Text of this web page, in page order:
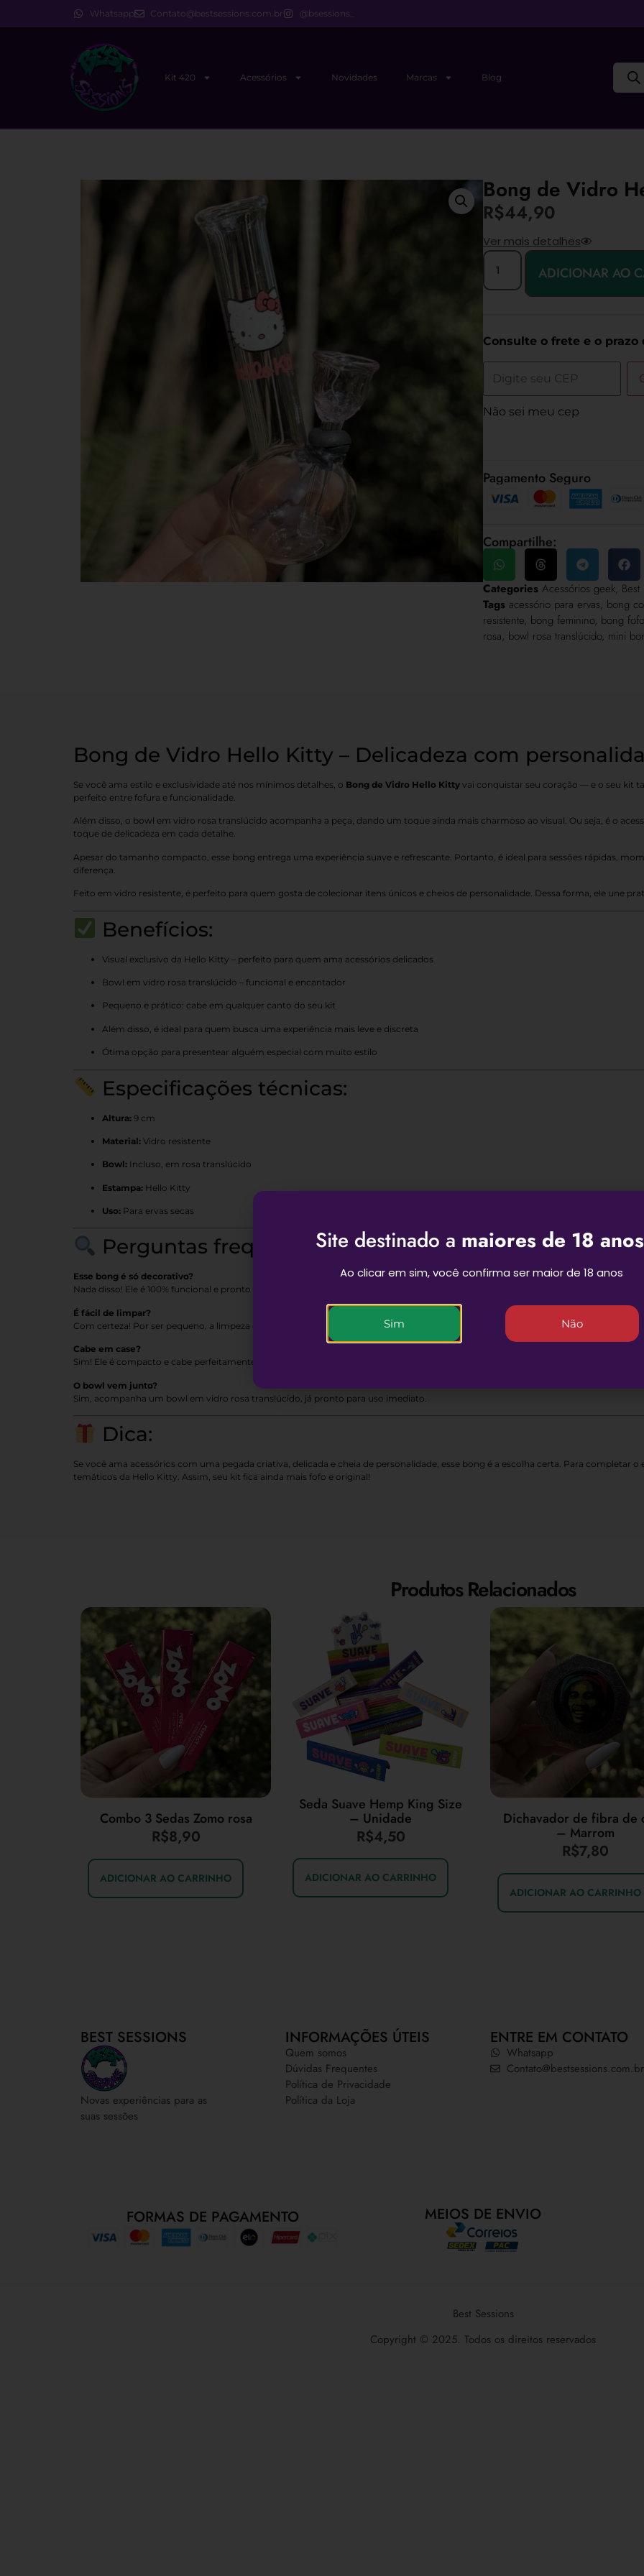
Whatsapp Contato@bestsessions.com.br @bsessions_
Kit 420 Acessórios Novidades Marcas Blog
Bong de Vidro
R$44,90
Pagamento Seguro
Compartilhe:
Categories Acessórios geek, Best
Tags acessório para ervas, bong
resistente, bong feminino, bong fofo
rosa, bowl rosa translúcido, mini
Ver mais detalhes
ADICIONAR AO
Consulte o frete e o prazo
Não sei meu cep
Bong de Vidro Hello Kitty – Delicadeza com
Se você ama estilo e exclusividade até nos mínimos detalhes, o Bong de Vidro Hello Kitty vai conquistar seu coração — e o seu kit
perfeito entre fofura e funcionalidade.
Além disso, o bowl em vidro rosa translúcido acompanha a peça, dando um toque ainda mais charmoso ao visual. Ou seja, é o
toque de delicadeza em cada detalhe.
Apesar do tamanho compacto, esse bong entrega uma experiência suave e refrescante. Portanto, é ideal para sessões rápidas,
diferença.
Feito em vidro resistente, é perfeito para quem gosta de colecionar itens únicos e cheios de personalidade. Dessa forma, ele une
Benefícios:
Visual exclusivo da Hello Kitty – perfeito para quem ama acessórios delicados
Bowl em vidro rosa translúcido – funcional e encantador
Pequeno e prático: cabe em qualquer canto do seu kit
Além disso, é ideal para quem busca uma experiência mais leve e discreta
Ótima opção para presentear alguém especial com muito estilo
Especificações técnicas:
Altura: 9 cm
Material: Vidro resistente
Bowl: Incluso, em rosa translúcido
Estampa: Hello Kitty
Uso: Para ervas secas
Perguntas frequentes:
Esse bong é só decorativo?
Nada disso! Ele é 100% funcional e pronto para uso. Inclusive, proporciona uma session surpreendentemente suave.
É fácil de limpar?
Com certeza! Por ser pequeno, a limpeza é prática e rápida: basta usar água morna com detergente neutro. Dessa forma, você
Cabe em case?
Sim! Ele é compacto e cabe perfeitamente em cases médias ou grandes. Ou seja, dá para transportar com facilidade.
O bowl vem junto?
Sim, acompanha um bowl em vidro rosa translúcido, já pronto para uso imediato.
Dica:
Se você ama acessórios com uma pegada criativa, delicada e cheia de personalidade, esse bong é a escolha certa. Para completar
temáticos da Hello Kitty. Assim, seu kit fica ainda mais fofo e original!
Produtos Relacionados
Combo 3 Sedas Zomo rosa
R$8,90
ADICIONAR AO CARRINHO
Seda Suave Hemp King Size
– Unidade
R$4,50
ADICIONAR AO CARRINHO
Dichavador de fibra de
– Marrom
R$7,80
ADICIONAR AO CARRINHO
BEST SESSIONS
Novas experiências para as
suas sessões
INFORMAÇÕES ÚTEIS
Quem somos
Dúvidas Frequentes
Política de Privacidade
Política da Loja
ENTRE EM CONTATO
Whatsapp
Contato@bestsessions.com.br
FORMAS DE PAGAMENTO MEIOS DE ENVIO
Best Sessions
Copyright © 2025. Todos os direitos reservados
Site destinado a maiores de 18
Ao clicar em sim, você confirma ser maior de 18 anos
Sim Não
Deseja ganhar um desconto
de primeira compra?
EU QUERO